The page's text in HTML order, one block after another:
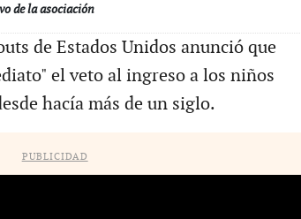
de la asociación
de Estados Unidos anunció que
el veto al ingreso a los niños
hacía más de un siglo.
PUBLICIDAD